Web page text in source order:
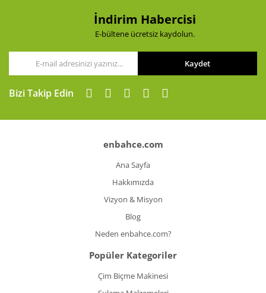
İndirim Habercisi
E-bültene ücretsiz kaydolun.
Kaydet
Bizi Takip Edin
enbahce.com
Ana Sayfa
Hakkımızda
Vizyon & Misyon
Blog
Neden enbahce.com?
Popüler Kategoriler
Çim Biçme Makinesi